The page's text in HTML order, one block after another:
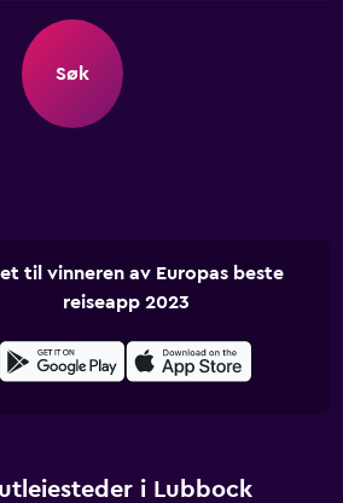
Søk
til vinneren av Europas beste
reiseapp 2023
i Lubbock